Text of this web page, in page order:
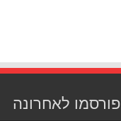
פורסמו לאחרונה